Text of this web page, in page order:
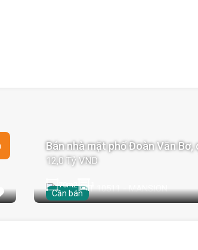
Cần bán
Bán nhà mặt phố Đoàn Văn Bơ,
12,0 Tỷ VND
70m2